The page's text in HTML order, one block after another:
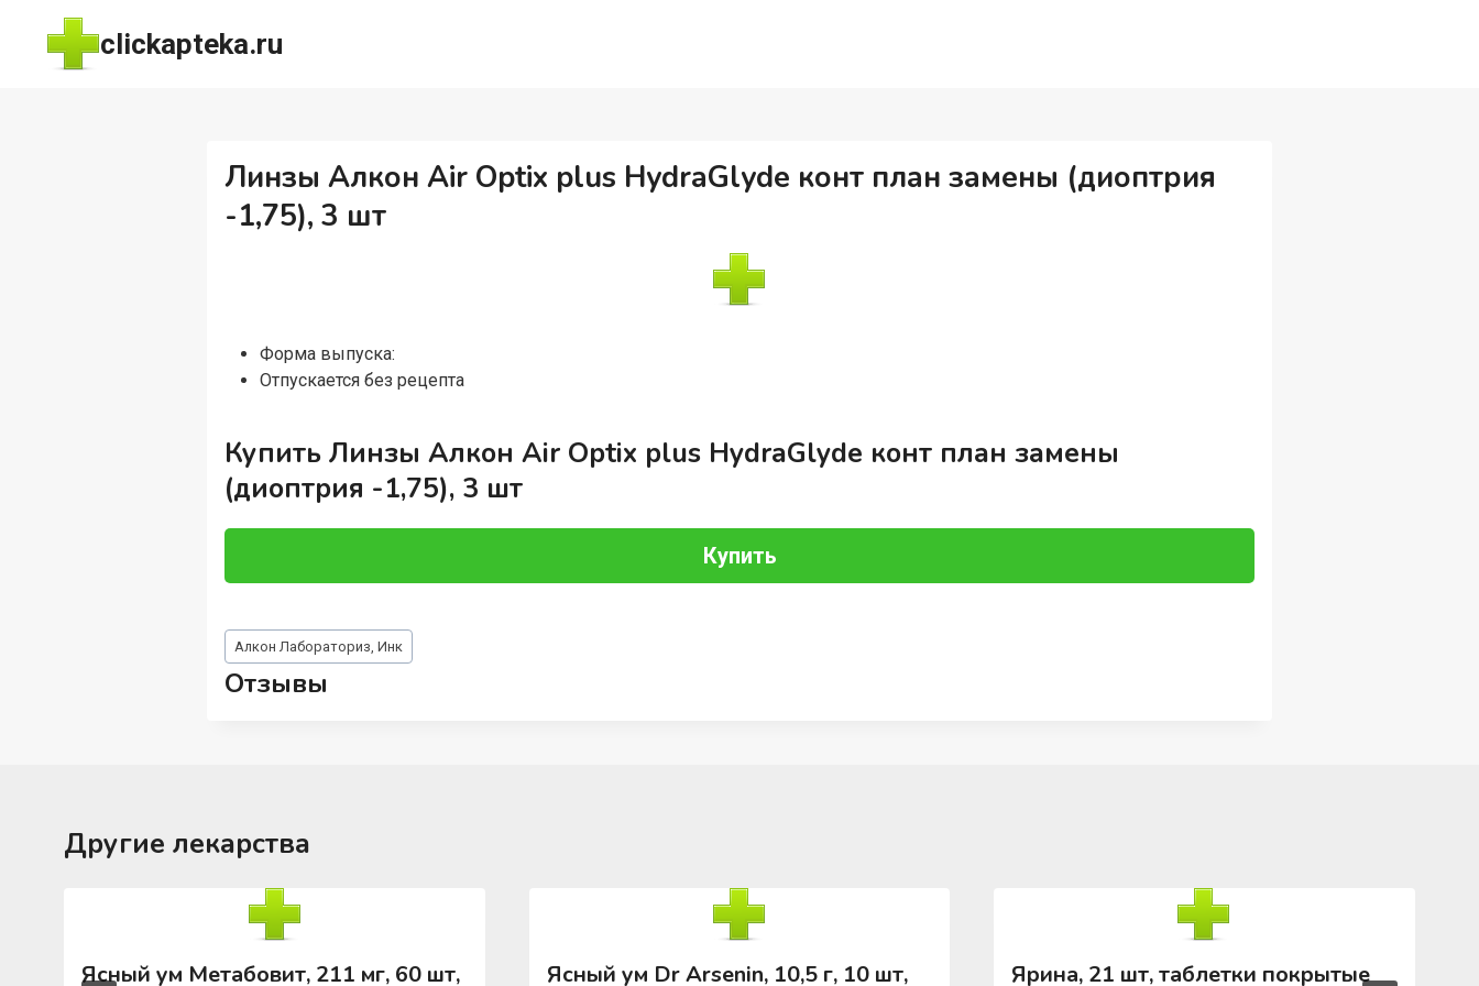
Перейти
содержимому
clickapteka.ru
Линзы Алкон Air Optix plus HydraGlyde конт план замены (диоптрия
-1,75), 3 шт
Форма выпуска:
Отпускается без рецепта
Купить Линзы Алкон Air Optix plus HydraGlyde конт план замены
(диоптрия -1,75), 3 шт
Купить
Метки
записи:
Алкон Лабораториз, Инк
Отзывы
Другие лекарства
Ясный ум Метабовит, 211 мг, 60 шт, Ясный ум Dr Arsenin, 10,5 г, 10 шт, Ярина, 21 шт, таблетки покрытые